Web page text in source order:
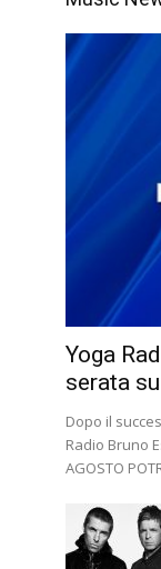
Yoga
serata
Dopo il
Radio Bruno
AGOSTO